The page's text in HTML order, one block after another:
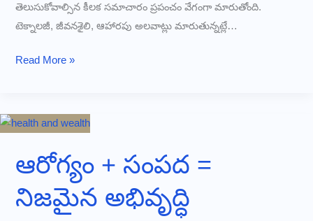
తెలుసుకోవాల్సిన కీలక సమాచారం ప్రపంచం వేగంగా మారుతోంది.
టెక్నాలజీ, జీవనశైలి, ఆహారపు అలవాట్లు మారుతున్నట్లే…
తాజా
–
2025–
Read More »
ఆరోగ్యం + సంపద =
నిజమైన అభివృద్ధి